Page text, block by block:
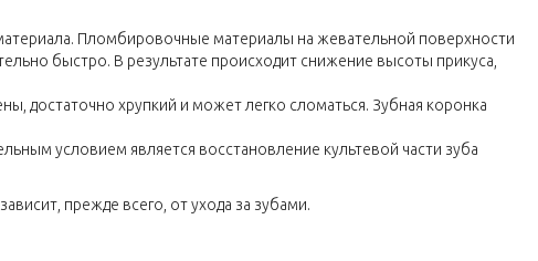
Пломбировочные материалы на жевательной поверхности
быстро. В результате происходит снижение высоты прикуса,
достаточно хрупкий и может легко сломаться. Зубная коронка
условием является восстановление культевой части зуба
прежде всего, от ухода за зубами.